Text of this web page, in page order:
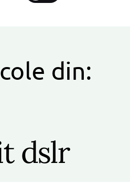
din:
dslr